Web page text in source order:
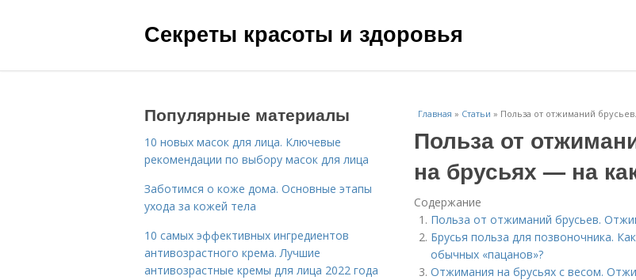
Секреты красоты и здоровья
Главная » Статьи » Польза от отжиманий
Польза от
на брусьях — на
Содержание
Польза от отжиманий брусьев.
Брусья польза для позвоночника.
обычных «пацанов»?
Отжимания на брусьях с весом.
Популярные материалы
10 новых масок для лица. Ключевые
рекомендации по выбору масок для лица
Заботимся о коже дома. Основные этапы
ухода за кожей тела
10 самых эффективных ингредиентов
антивозрастного крема. Лучшие
антивозрастные кремы для лица 2022 года